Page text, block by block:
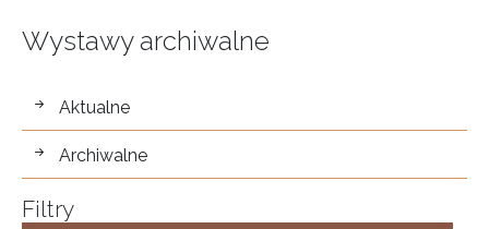
Wystawy archiwalne
wystawy
Aktualne
Archiwalne
Filtry